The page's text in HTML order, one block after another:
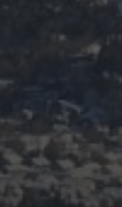
JANUAR 24, 2026
LETZTER